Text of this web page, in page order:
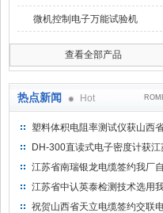
微机控制电子万能试验机
查看全部产品
热点新闻 Hot
塑料体积电阻率测试仪获山西
水利机械厂选用
DH-300直读式电子密度计获江
省苏州市安信塑业选用
江苏省南瑞银龙电缆签约我厂自
然换气老化箱等电缆检测设备
江苏省中认英泰检测技术选用
厂自然换气老化试验箱
祝贺山西省天立电缆签约交联